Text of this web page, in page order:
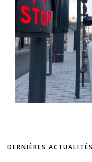
DERNIÈRES ACTUALITÉS